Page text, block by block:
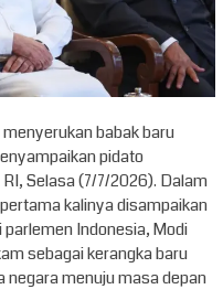
babak baru
pidato
Selasa (7/7/2026). Dalam
kalinya disampaikan
Indonesia, Modi
sebagai kerangka baru
menuju masa depan